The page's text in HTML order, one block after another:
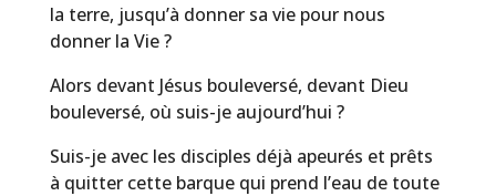
la terre, jusqu’à donner sa vie pour nous
donner la Vie ?
Alors devant Jésus bouleversé, devant Dieu
bouleversé, où suis-je aujourd’hui ?
Suis-je avec les disciples déjà apeurés et prêts
à quitter cette barque qui prend l’eau de toute